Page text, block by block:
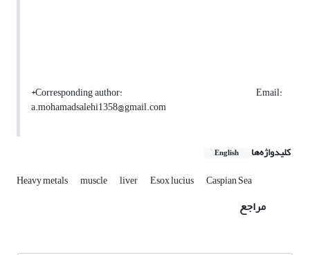
*Corresponding author: Email:
a.mohamadsalehi1358@gmail.com
کلیدواژه‌ها English
Heavy metals muscle liver Esox lucius Caspian Sea
مراجع